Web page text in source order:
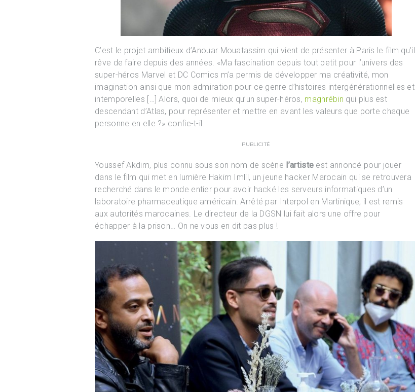
C’est le projet ambitieux d’Anouar Mouatassim qui vient de présenter à Paris le film qu’il
rêve de faire depuis des années. «Ma fascination depuis tout petit pour l’univers des
super-héros Marvel et DC Comics m’a permis de développer ma créativité, mon
imagination ainsi que mon admiration pour ce genre d’histoires intergénérationnelles et
intemporelles […] Alors, quoi de mieux qu’un super-héros, maghrébin qui plus est
descendant d’Atlas, pour représenter et mettre en avant les valeurs que porte chaque
personne en elle ?» confie-t-il.
PUBLICITÉ
Youssef Akdim, plus connu sous son nom de scène l’artiste est annoncé pour jouer
dans le film qui met en lumière Hakim Imlil, un jeune hacker Marocain qui se retrouvera
recherché dans le monde entier pour avoir hacké les serveurs informatiques d’un
laboratoire pharmaceutique américain. Arrêté par Interpol en Martinique, il est remis
aux autorités marocaines. Le directeur de la DGSN lui fait alors une offre pour
échapper à la prison… On ne vous en dit pas plus !